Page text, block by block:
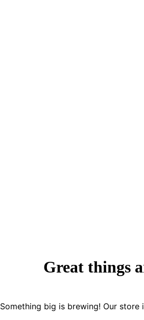
Great things
Something big is brewing! Our